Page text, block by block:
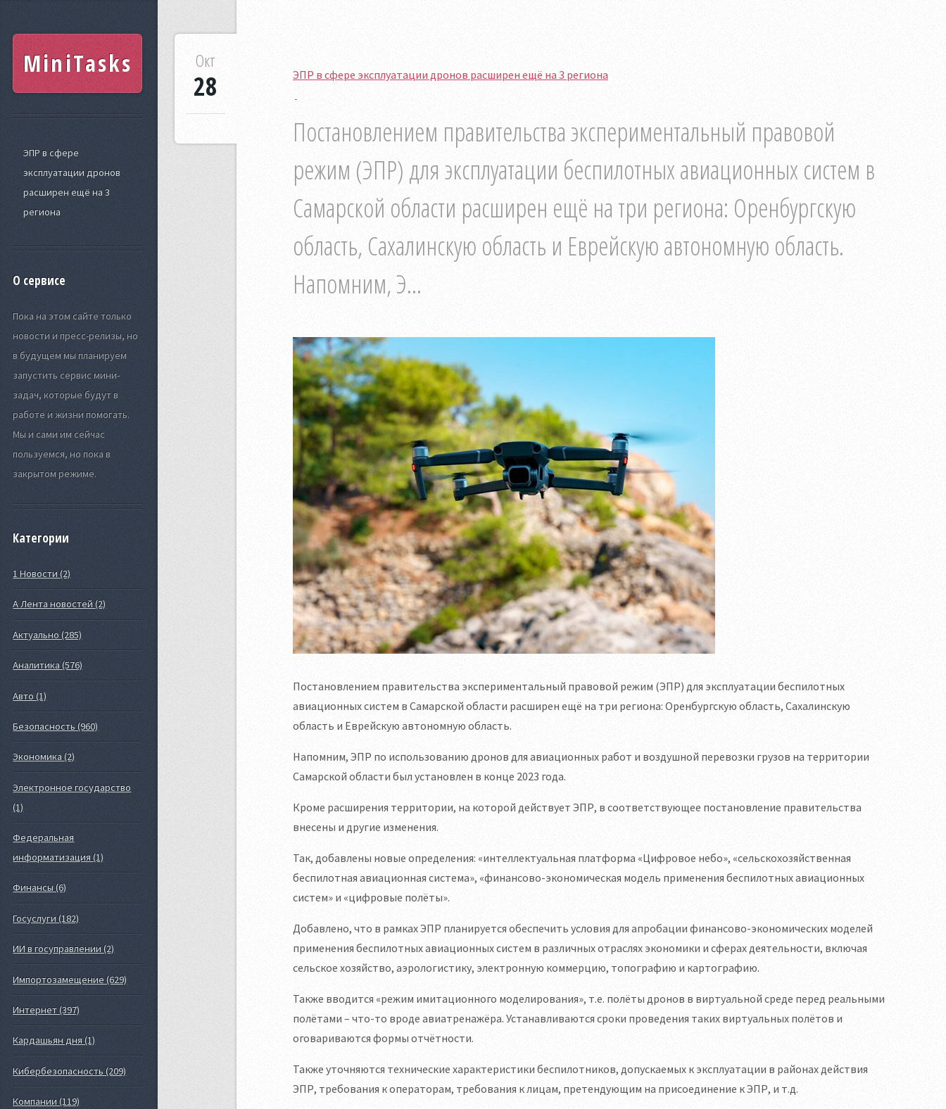
MiniTasks
ЭПР в сфере
эксплуатации дронов
расширен ещё на 3
региона
О сервисе
Пока на этом сайте только
новости и пресс-релизы, но
в будущем мы планируем
запустить сервис мини-
задач, которые будут в
работе и жизни помогать.
Мы и сами им сейчас
пользуемся, но пока в
закрытом режиме.
Категории
1 Новости (2)
А Лента новостей (2)
Актуально (285)
Аналитика (576)
Авто (1)
Безопасность (960)
Экономика (2)
Электронное государство
(1)
Федеральная
информатизация (1)
Финансы (6)
Госуслуги (182)
ИИ в госуправлении (2)
Импортозамещение (629)
Интернет (397)
Кардашьян дня (1)
Кибербезопасность (209)
Компании (119)
ЭПР в сфере эксплуатации дронов расширен ещё на 3 региона
Постановлением правительства экспериментальный правовой
режим (ЭПР) для эксплуатации беспилотных авиационных систем в
Самарской области расширен ещё на три региона: Оренбургскую
область, Сахалинскую область и Еврейскую автономную область.
Напомним, Э...
Окт
28
Постановлением правительства экспериментальный правовой режим (ЭПР) для эксплуатации беспилотных
авиационных систем в Самарской области расширен ещё на три региона: Оренбургскую область, Сахалинскую
область и Еврейскую автономную область.
Напомним, ЭПР по использованию дронов для авиационных работ и воздушной перевозки грузов на территории
Самарской области был установлен в конце 2023 года.
Кроме расширения территории, на которой действует ЭПР, в соответствующее постановление правительства
внесены и другие изменения.
Так, добавлены новые определения: «интеллектуальная платформа «Цифровое небо», «сельскохозяйственная
беспилотная авиационная система», «финансово-экономическая модель применения беспилотных авиационных
систем» и «цифровые полёты».
Добавлено, что в рамках ЭПР планируется обеспечить условия для апробации финансово-экономических моделей
применения беспилотных авиационных систем в различных отраслях экономики и сферах деятельности, включая
сельское хозяйство, аэрологистику, электронную коммерцию, топографию и картографию.
Также вводится «режим имитационного моделирования», т.е. полёты дронов в виртуальной среде перед реальными
полётами – что-то вроде авиатренажёра. Устанавливаются сроки проведения таких виртуальных полётов и
оговариваются формы отчётности.
Также уточняются технические характеристики беспилотников, допускаемых к эксплуатации в районах действия
ЭПР, требования к операторам, требования к лицам, претендующим на присоединение к ЭПР, и т.д.